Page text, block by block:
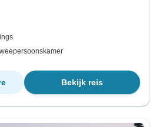
Bekijk reis